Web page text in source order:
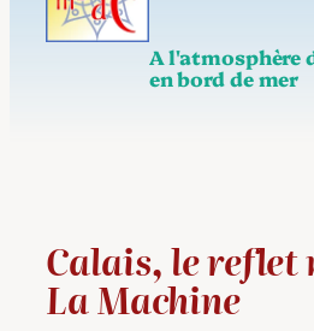
A l'atmosphère
en bord de mer
Calais, le
La Machine